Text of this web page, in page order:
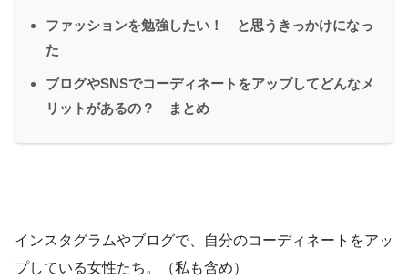
ファッションを勉強したい！ と思うきっかけになっ
た
ブログやSNSでコーディネートをアップしてどんなメ
リットがあるの？ まとめ
インスタグラムやブログで、自分のコーディネートをアッ
プしている女性たち。（私も含め）